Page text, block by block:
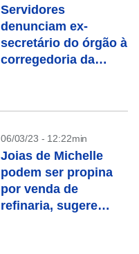
Servidores
denunciam ex-
secretário do órgão à
corregedoria da
06/03/23 - 12:22min
Joias de Michelle
podem ser propina
por venda de
refinaria, sugere